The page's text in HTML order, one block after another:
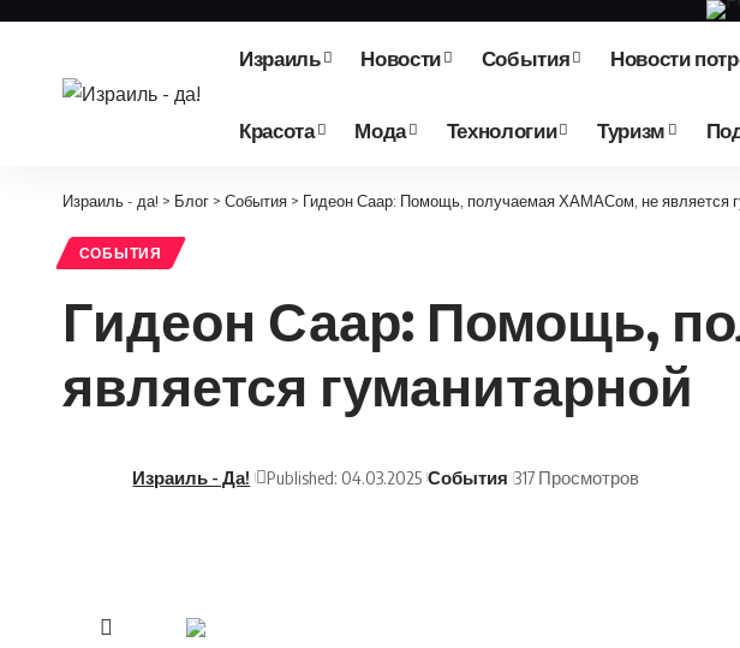
Израиль Новости События Новости
Красота Мода Технологии Туризм
Израиль - да! > Блог > События > Гидеон Саар: Помощь, получаемая ХАМАСом, не является
СОБЫТИЯ
Гидеон Саар: Помощь,
является гуманитарной
Израиль - Да! Published: 04.03.2025 События 317 Просмотров